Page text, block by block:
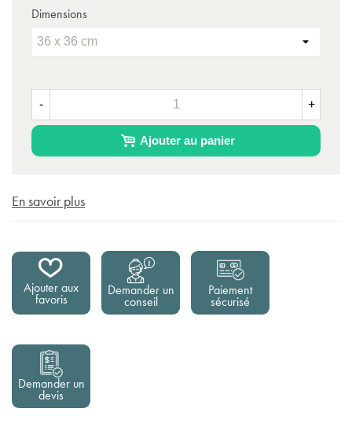
- +
Ajouter au panier
Dimensions
En savoir plus
Ajouter aux
favoris
Demander un
conseil
Paiement
sécurisé
Demander un
devis